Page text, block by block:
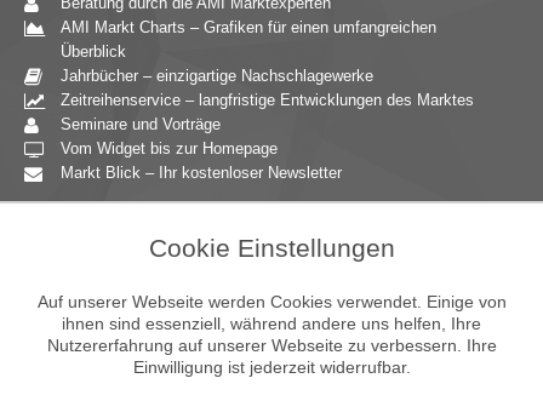
AMI Markt Charts – Grafiken für einen umfangreichen
Überblick
Jahrbücher – einzigartige Nachschlagewerke
Zeitreihenservice – langfristige Entwicklungen des Marktes
Seminare und Vorträge
Vom Widget bis zur Homepage
Markt Blick – Ihr kostenloser Newsletter
Unternehmensberatung
Ernährungsgewerbe
Einzelhandel
Bildung & Wissenschaft
Cookie Einstellungen
Auf unserer Webseite werden Cookies verwendet. Einige von
ihnen sind essenziell, während andere uns helfen, Ihre
Nutzererfahrung auf unserer Webseite zu verbessern. Ihre
Einwilligung ist jederzeit widerrufbar.